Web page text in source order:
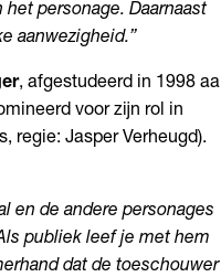
personage. Daarnaast
aanwezigheid.”
, afgestudeerd in 1998
voor zijn rol in
regie: Jasper Verheugd).
en de andere personages
publiek leef je met hem
dat de toeschouwer